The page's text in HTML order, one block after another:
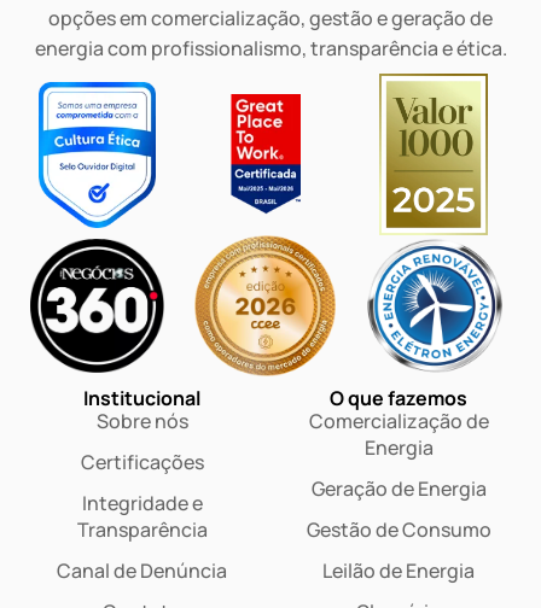
opções em comercialização, gestão e geração de
energia com profissionalismo, transparência e ética.
Institucional
Sobre nós
Certificações
Integridade e
Transparência
Canal de Denúncia
O que fazemos
Comercialização de
Energia
Geração de Energia
Gestão de Consumo
Leilão de Energia